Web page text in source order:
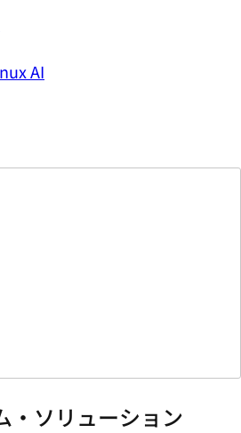
AI
・ソリューション